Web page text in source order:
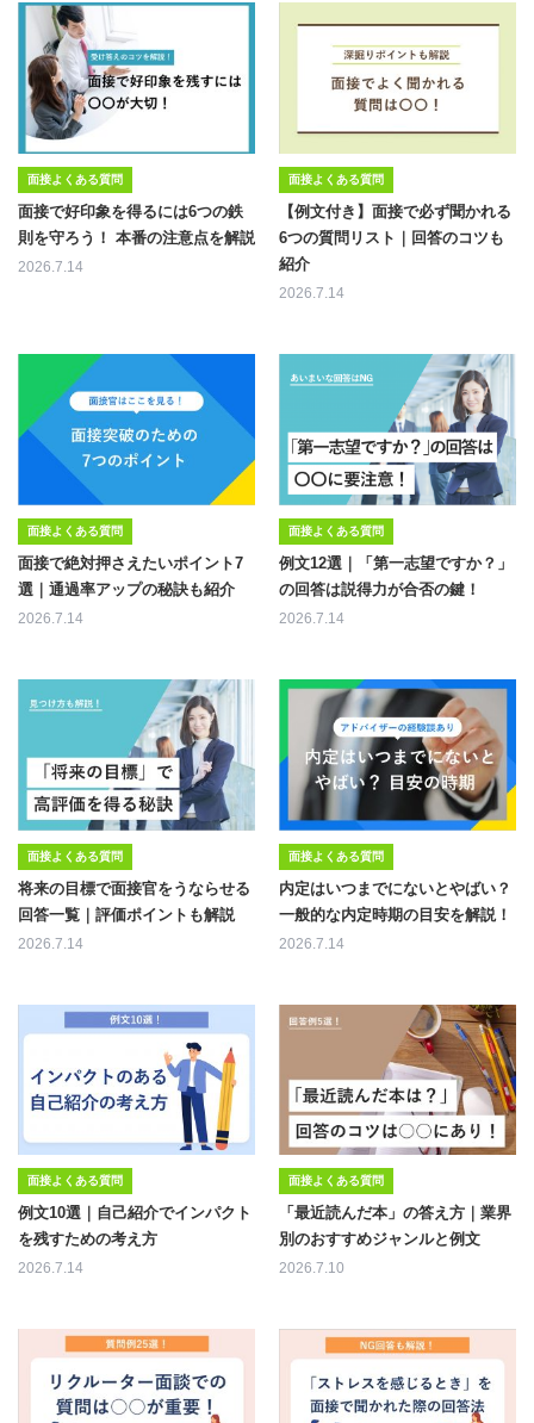
面接よくある質問
面接で好印象を得るには6つの鉄
則を守ろう！ 本番の注意点を解説
2026.7.14
面接よくある質問
【例文付き】面接で必ず聞かれる
6つの質問リスト｜回答のコツも
紹介
2026.7.14
面接よくある質問
面接で絶対押さえたいポイント7
選｜通過率アップの秘訣も紹介
2026.7.14
面接よくある質問
例文12選｜「第一志望ですか？」
の回答は説得力が合否の鍵！
2026.7.14
面接よくある質問
将来の目標で面接官をうならせる
回答一覧｜評価ポイントも解説
2026.7.14
面接よくある質問
内定はいつまでにないとやばい？
一般的な内定時期の目安を解説！
2026.7.14
面接よくある質問
例文10選｜自己紹介でインパクト
を残すための考え方
2026.7.14
面接よくある質問
「最近読んだ本」の答え方｜業界
別のおすすめジャンルと例文
2026.7.10